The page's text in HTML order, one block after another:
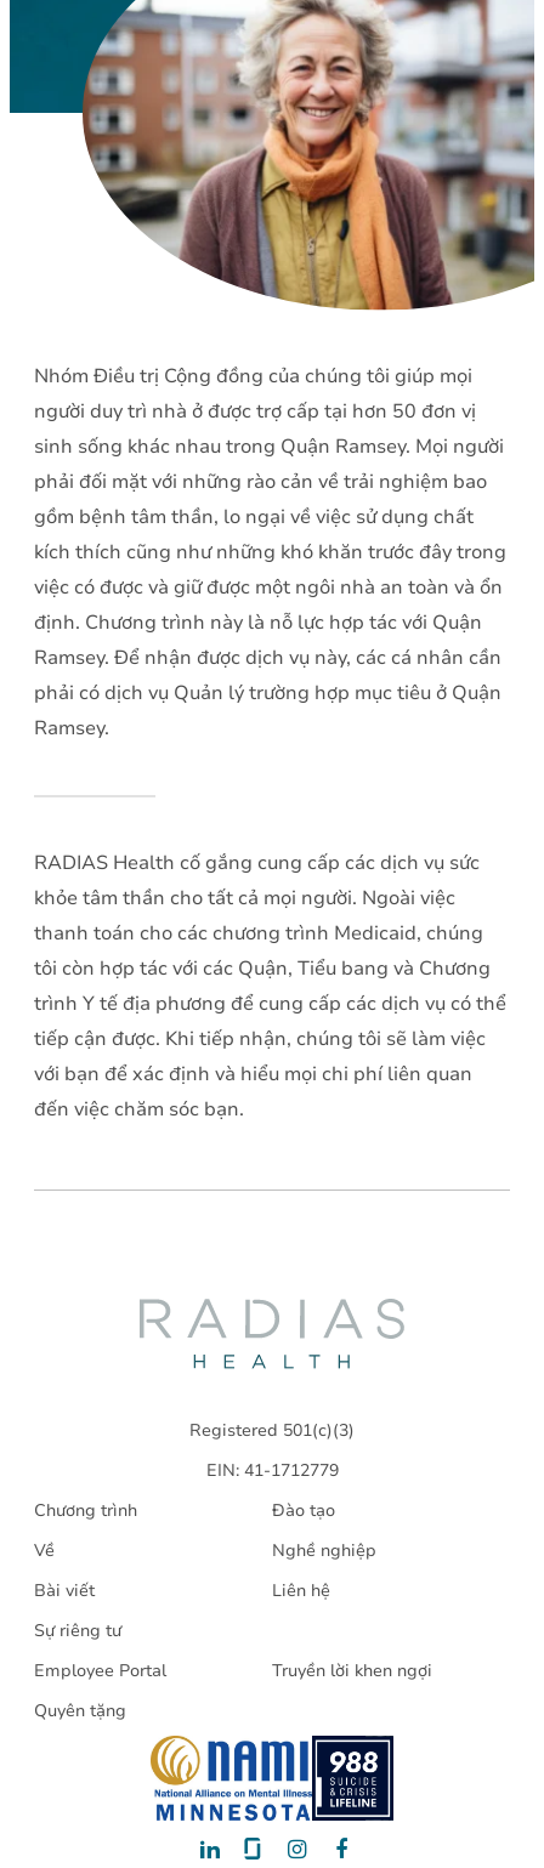
Nhóm Điều trị Cộng đồng của chúng tôi giúp mọi
người duy trì nhà ở được trợ cấp tại hơn 50 đơn vị
sinh sống khác nhau trong Quận Ramsey. Mọi người
phải đối mặt với những rào cản về trải nghiệm bao
gồm bệnh tâm thần, lo ngại về việc sử dụng chất
kích thích cũng như những khó khăn trước đây trong
việc có được và giữ được một ngôi nhà an toàn và ổn
định. Chương trình này là nỗ lực hợp tác với Quận
Ramsey. Để nhận được dịch vụ này, các cá nhân cần
phải có dịch vụ Quản lý trường hợp mục tiêu ở Quận
Ramsey.
RADIAS Health cố gắng cung cấp các dịch vụ sức
khỏe tâm thần cho tất cả mọi người. Ngoài việc
thanh toán cho các chương trình Medicaid, chúng
tôi còn hợp tác với các Quận, Tiểu bang và Chương
trình Y tế địa phương để cung cấp các dịch vụ có thể
tiếp cận được. Khi tiếp nhận, chúng tôi sẽ làm việc
với bạn để xác định và hiểu mọi chi phí liên quan
đến việc chăm sóc bạn.
Registered 501(c)(3)
EIN: 41-1712779
Chương trình
Đào tạo
Về
Nghề nghiệp
Bài viết
Liên hệ
Sự riêng tư
Employee Portal
Truyền lời khen ngợi
Quyên tặng